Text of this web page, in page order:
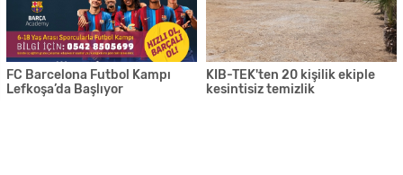
FC Barcelona Futbol Kampı
Lefkoşa’da Başlıyor
KIB-TEK'ten 20 kişilik ekiple
kesintisiz temizlik